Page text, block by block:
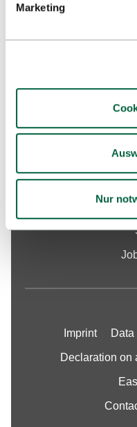
Marketing
Nur
Imprint
Declaration on